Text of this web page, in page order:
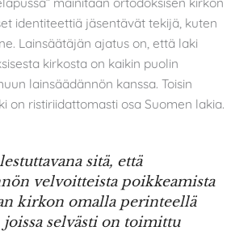
identiteettiä jäsentävät tekijä, kuten
Lainsäätäjän ajatus on, että laki
kirkosta on kaikin puolin
lainsäädännön kanssa. Toisin
on ristiriidattomasti osa Suomen lakia.
sitä, että
velvoitteista poikkeamista
kirkon omalla perinteellä
joissa selvästi on toimittu